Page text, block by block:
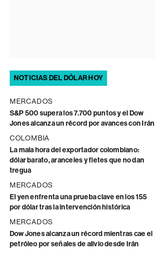
NOTICIAS DEL DÓLAR HOY
MERCADOS
S&P 500 supera los 7.700 puntos y el Dow
Jones alcanza un récord por avances con Irán
COLOMBIA
La mala hora del exportador colombiano:
dólar barato, aranceles y fletes que no dan
tregua
MERCADOS
El yen enfrenta una prueba clave en los 155
por dólar tras la intervención histórica
MERCADOS
Dow Jones alcanza un récord mientras cae el
petróleo por señales de alivio desde Irán